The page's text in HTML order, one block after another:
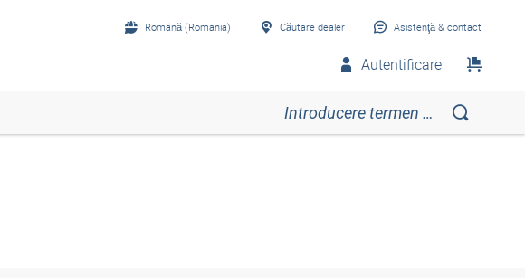
Română (Romania) Căutare dealer Asistenţă & contact
Autentificare